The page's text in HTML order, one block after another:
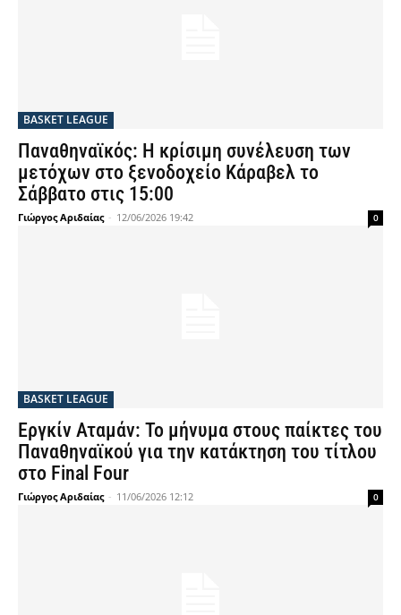
BASKET LEAGUE
Παναθηναϊκός: Η κρίσιμη συνέλευση των
μετόχων στο ξενοδοχείο Κάραβελ το
Σάββατο στις 15:00
Γιώργος Αριδαίας - 12/06/2026 19:42 0
BASKET LEAGUE
Εργκίν Αταμάν: Το μήνυμα στους παίκτες του
Παναθηναϊκού για την κατάκτηση του τίτλου
στο Final Four
Γιώργος Αριδαίας - 11/06/2026 12:12 0